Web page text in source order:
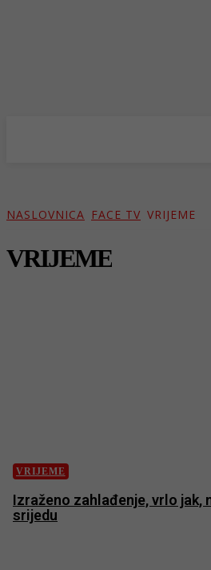
NASLOVNICA FACE TV VRIJEME
VRIJEME
VRIJEME
Izraženo zahlađenje, vrlo jak,
srijedu